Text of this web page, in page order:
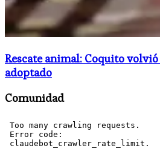
Rescate animal: Coquito
adoptado
Comunidad